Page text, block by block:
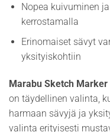
Nopea kuivuminen
kerrostamalla
Erinomaiset sävyt
yksityiskohtiin
Marabu Sketch Marker
on täydellinen valinta,
harmaan sävyjä ja
valinta erityisesti